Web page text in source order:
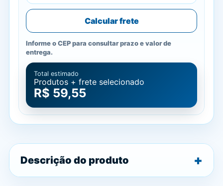
Calcular frete
Informe o CEP para consultar prazo e valor de
entrega.
Total estimado
Produtos + frete selecionado
R$ 59,55
Descrição do produto